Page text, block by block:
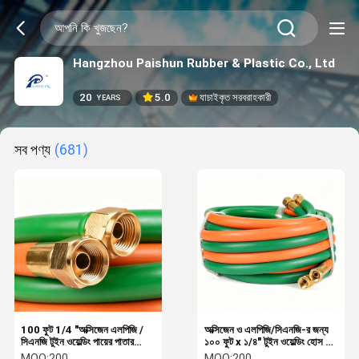
Hangzhou Paishun Rubber & Plastic Co., Ltd
20 YEARS 5.0 যাচাইকৃত সরবরাহকারী
সব পণ্য (681)
100 ফুট 1/4 "অক্সিজেন এলপিজি /
সিএনজি টুইন ওয়েল্ডিং পায়ের পাতার
মোজাবিশেষ ∙ 300 PSI গ্রেড টি রাবার
অক্সিজেন ও এলপিজি/সিএনজি-র জন্য
১০০ ফুট x ১/৪" টুইন ওয়েল্ডিং হোস –
৩০০ পিএসআই, গ্রেড টি, ফিটিংস সহ।